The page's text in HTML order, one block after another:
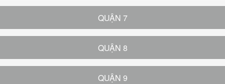
QUẬN 7
QUẬN 8
QUẬN 9